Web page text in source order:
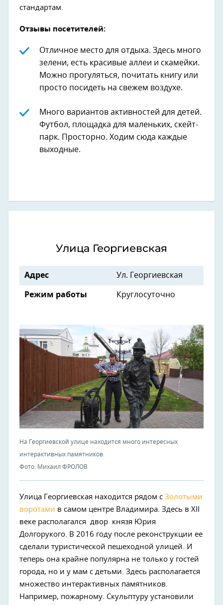
стандартам.
Отзывы посетителей:
Отличное место для отдыха. Здесь много
зелени, есть красивые аллеи и скамейки.
Можно прогуляться, почитать книгу или
просто посидеть на свежем воздухе.
Много вариантов активностей для детей.
Футбол, площадка для маленьких, скейт-
парк. Просторно. Ходим сюда каждые
выходные.
Улица Георгиевская
Адрес Ул. Георгиевская
Режим работы Круглосуточно
На Георгиевской улице находится много интересных
интерактивных памятников.
Фото: Михаил ФРОЛОВ
Улица Георгиевская находится рядом с Золотыми
воротами в самом центре Владимира. Здесь в XII
веке располагался двор князя Юрия
Долгорукого. В 2016 году после реконструкции ее
сделали туристической пешеходной улицей. И
теперь она крайне популярна не только у гостей
города, но и у мам с детьми. Здесь располагается
множество интерактивных памятников.
Например, пожарному. Скульптуру установили